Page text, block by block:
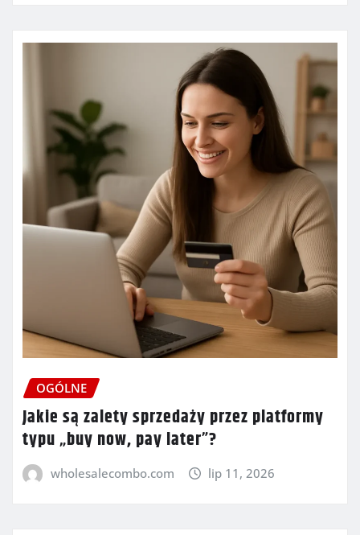
OGÓLNE
Jakie są zalety sprzedaży przez platformy
typu „buy now, pay later”?
wholesalecombo.com lip 11, 2026